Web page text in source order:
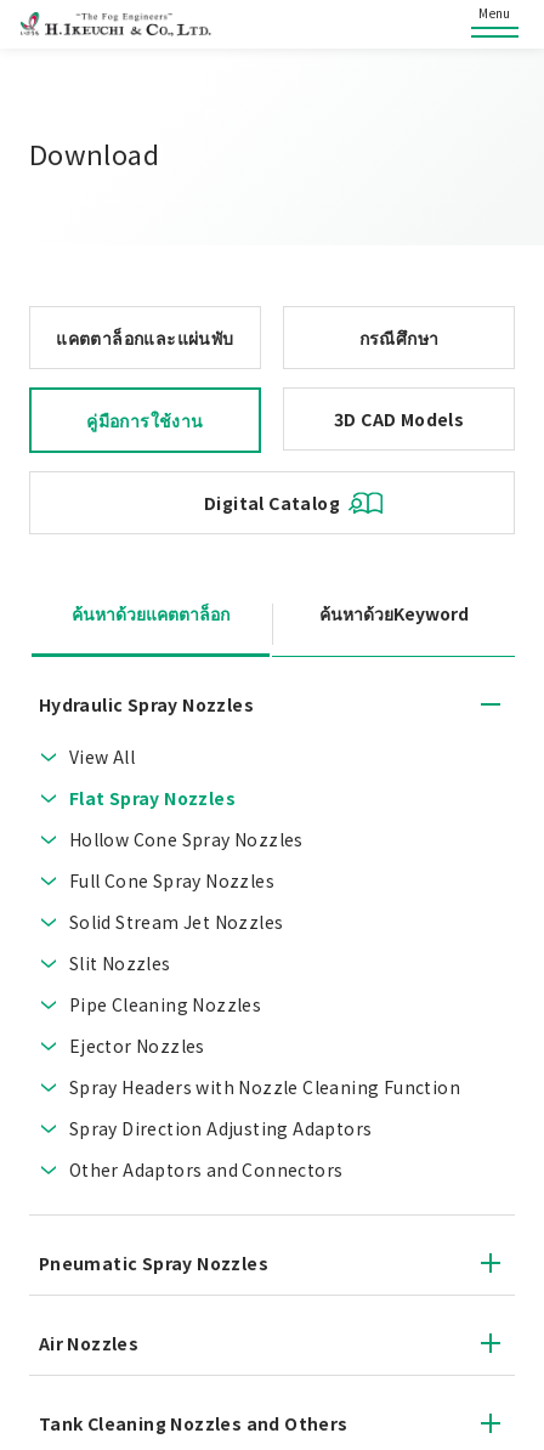
Menu
Download
แคตตาล็อกและแผ่นพับ กรณีศึกษา
คู่มือการใช้งาน 3D CAD Models
Digital Catalog
ค้นหาด้วยแคตตาล็อก ค้นหาด้วยKeyword
Hydraulic Spray Nozzles
View All
Flat Spray Nozzles
Hollow Cone Spray Nozzles
Full Cone Spray Nozzles
Solid Stream Jet Nozzles
Slit Nozzles
Pipe Cleaning Nozzles
Ejector Nozzles
Spray Headers with Nozzle Cleaning Function
Spray Direction Adjusting Adaptors
Other Adaptors and Connectors
Pneumatic Spray Nozzles
Air Nozzles
Tank Cleaning Nozzles and Others